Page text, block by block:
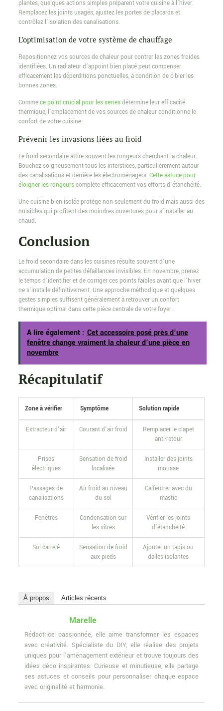
plantes, quelques actions simples préparent votre cuisine à l’hiver.
Remplacez les joints usagés, ajustez les portes de placards et
contrôlez l’isolation des canalisations.
L’optimisation de votre système de chauffage
Repositionnez vos sources de chaleur pour contrer les zones froides
identifiées. Un radiateur d’appoint bien placé peut compenser
efficacement les déperditions ponctuelles, à condition de cibler les
bonnes zones.
Commece point crucial pour les serresdétermine leur efficacité
thermique, l’emplacement de vos sources de chaleur conditionne le
confort de votre cuisine.
Prévenir les invasions liées au froid
Le froid secondaire attire souvent les rongeurs cherchant la chaleur.
Bouchez soigneusement tous les interstices, particulièrement autour
des canalisations et derrière les électroménagers. Cette astuce pour
éloigner les rongeurscomplète efficacement vos efforts d’étanchéité.
Une cuisine bien isolée protège non seulement du froid mais aussi des
nuisibles qui profitent des moindres ouvertures pour s’installer au
chaud.
Conclusion
Le froid secondaire dans les cuisines résulte souvent d’une
accumulation de petites défaillances invisibles. En novembre, prenez
le temps d’identifier et de corriger ces points faibles avant que l’hiver
ne s’installe définitivement. Une approche méthodique et quelques
gestes simples suffisent généralement à retrouver un confort
thermique optimal dans cette pièce centrale de votre foyer.
A lire également : Cet accessoire posé près d’une
fenêtre change vraiment la chaleur d’une pièce en
novembre
Récapitulatif
Zone à vérifier Symptôme Solution rapide
Extracteur d’air Courant d’air froid
Remplacer le clapet
anti-retour
Prises
électriques
Sensation de froid
localisée
Installer des joints
mousse
Passages de
canalisations
Air froid au niveau
du sol
Calfeutrer avec du
mastic
Fenêtres
Condensation sur
les vitres
Vérifier les joints
d’étanchéité
Sol carrelé
Sensation de froid
aux pieds
Ajouter un tapis ou
dalles isolantes
À propos Articles récents
Marelle
Rédactrice passionnée, elle aime transformer les espaces
avec créativité. Spécialiste du DIY, elle réalise des projets
uniques pour l'aménagement extérieur et trouve toujours des
idées déco inspirantes. Curieuse et minutieuse, elle partage
ses astuces et conseils pour personnaliser chaque espace
avec originalité et harmonie.